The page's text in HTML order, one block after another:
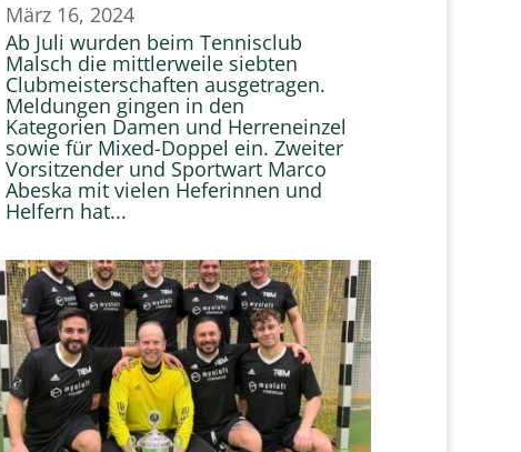
März 16, 2024
Ab Juli wurden beim Tennisclub
Malsch die mittlerweile siebten
Clubmeisterschaften ausgetragen.
Meldungen gingen in den
Kategorien Damen und Herreneinzel
sowie für Mixed-Doppel ein. Zweiter
Vorsitzender und Sportwart Marco
Abeska mit vielen Heferinnen und
Helfern hat...